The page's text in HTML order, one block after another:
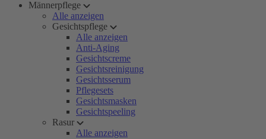
Männerpflege
Alle anzeigen
Gesichtspflege
Alle anzeigen
Anti-Aging
Gesichtscreme
Gesichtsreinigung
Gesichtsserum
Pflegesets
Gesichtsmasken
Gesichtspeeling
Rasur
Alle anzeigen